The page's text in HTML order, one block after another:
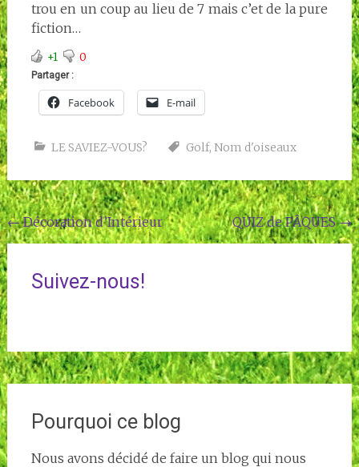
trou en un coup au lieu de 7 mais c’et de la pure
fiction…
+1 0
Partager :
Facebook E-mail
LE SAVIEZ-VOUS? Golf, Nom d'oiseaux
Navigation
de
l'article
←Décoration d’Intérieur QUIZ de PÂQUES→
Suivez-nous!
Pourquoi ce blog
Nous avons décidé de faire un blog qui nous